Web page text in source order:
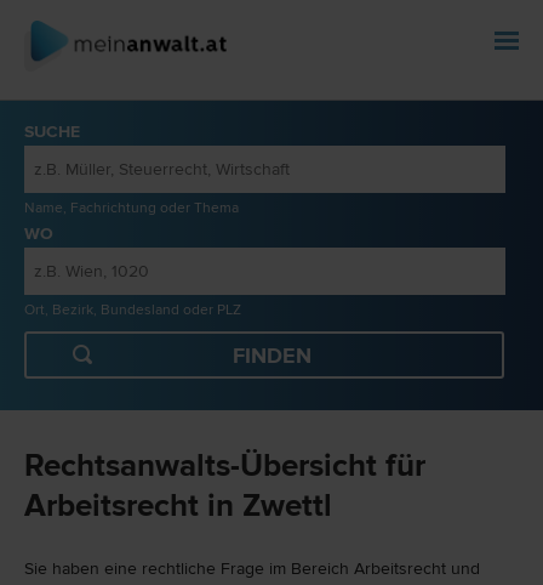
SUCHE
Name, Fachrichtung oder Thema
WO
Ort, Bezirk, Bundesland oder PLZ
Rechtsanwalts-Übersicht für
Arbeitsrecht in Zwettl
Sie haben eine rechtliche Frage im Bereich Arbeitsrecht und